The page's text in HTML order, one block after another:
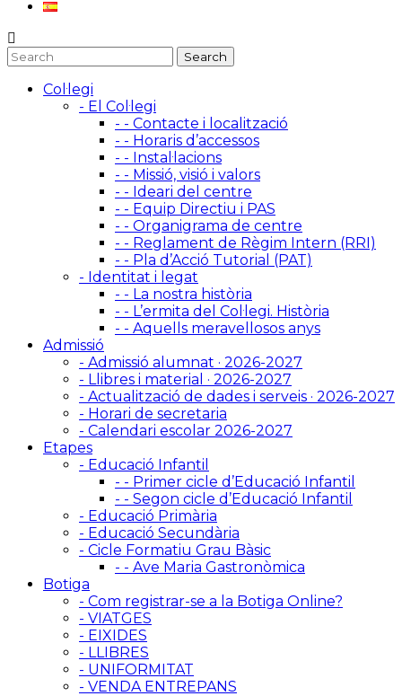
Col·legi
- El Col·legi
- - Contacte i localització
- - Horaris d’accessos
- - Instal·lacions
- - Missió, visió i valors
- - Ideari del centre
- - Equip Directiu i PAS
- - Organigrama de centre
- - Reglament de Règim Intern (RRI)
- - Pla d’Acció Tutorial (PAT)
- Identitat i legat
- - La nostra història
- - L’ermita del Col·legi. Història
- - Aquells meravellosos anys
Admissió
- Admissió alumnat · 2026-2027
- Llibres i material · 2026-2027
- Actualització de dades i serveis · 2026-2027
- Horari de secretaria
- Calendari escolar 2026-2027
Etapes
- Educació Infantil
- - Primer cicle d’Educació Infantil
- - Segon cicle d’Educació Infantil
- Educació Primària
- Educació Secundària
- Cicle Formatiu Grau Bàsic
- - Ave Maria Gastronòmica
Botiga
- Com registrar-se a la Botiga Online?
- VIATGES
- EIXIDES
- LLIBRES
- UNIFORMITAT
- VENDA ENTREPANS